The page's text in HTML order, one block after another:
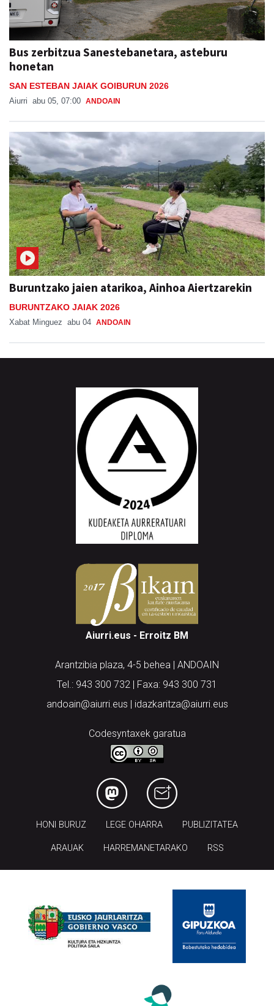
Bus zerbitzua Sanestebanetara, asteburu
honetan
SAN ESTEBAN JAIAK GOIBURUN 2026
Aiurri abu 05, 07:00 ANDOAIN
Buruntzako jaien atarikoa, Ainhoa Aiertzarekin
BURUNTZAKO JAIAK 2026
Xabat Minguez abu 04 ANDOAIN
Aiurri.eus - Erroitz BM
Arantzibia plaza, 4-5 behea | ANDOAIN
Tel.: 943 300 732 | Faxa: 943 300 731
andoain@aiurri.eus | idazkaritza@aiurri.eus
Codesyntaxek garatua
HONI BURUZ LEGE OHARRA PUBLIZITATEA
ARAUAK HARREMANETARAKO RSS